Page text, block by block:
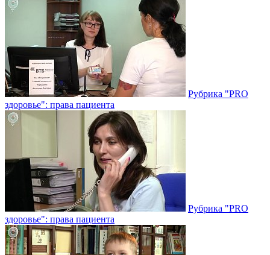
Рубрика "PRO
здоровье": права пациента
Рубрика "PRO
здоровье": права пациента